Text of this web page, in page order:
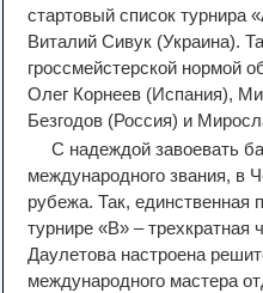
стартовый список турнира
Виталий Сивук (Украина).
гроссмейстерской нормой
Олег Корнеев (Испания),
Безгодов (Россия) и
С надеждой завоевать
международного звания, в
рубежа. Так, единственная
турнире «В» – трехкратная
Даулетова настроена
международного мастера